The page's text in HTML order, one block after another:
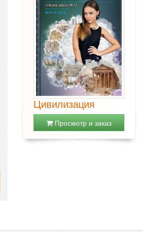
Цивилизация
Просмотр и заказ